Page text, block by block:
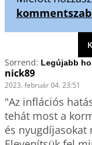
Sorrend:
nick89
2023. február 04. 23:51
"Az inflációs
tehát most a
és nyugdíjasokat